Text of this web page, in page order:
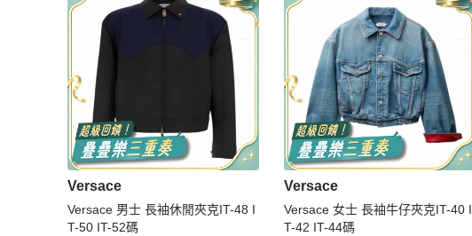
Versace
Versace 男士 長袖休閒夾克IT-48 I
T-50 IT-52碼
Versace
Versace 女士 長袖牛仔夾克IT-40 I
T-42 IT-44碼